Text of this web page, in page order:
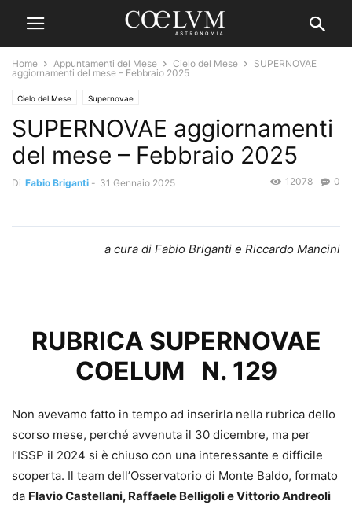
Home Appuntamenti del Mese Cielo del Mese
SUPERNOVAE
aggiornamenti del mese – Febbraio 2025
Cielo del Mese Supernovae
SUPERNOVAE aggiornamenti
del mese – Febbraio 2025
Di Fabio Briganti - 31 Gennaio 2025 0
12078
a cura di Fabio Briganti e Riccardo Mancini
RUBRICA SUPERNOVAE
COELUM N. 129
Non avevamo fatto in tempo ad inserirla nella rubrica dello
scorso mese, perché avvenuta il 30 dicembre, ma per
l’ISSP il 2024 si è chiuso con una interessante e difficile
scoperta. Il team dell’Osservatorio di Monte Baldo, formato
da Flavio Castellani, Raffaele Belligoli e Vittorio Andreoli